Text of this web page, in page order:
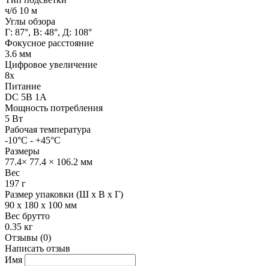
ч/б 10 м
Углы обзора
Г: 87°, В: 48°, Д: 108°
Фокусное расстояние
3.6 мм
Цифровое увеличение
8х
Питание
DC 5В 1A
Мощность потребления
5 Вт
Рабочая температура
-10°C - +45°C
Размеры
77.4× 77.4 × 106.2 мм
Вес
197 г
Размер упаковки (Ш х В х Г)
90 x 180 x 100 мм
Вес брутто
0.35 кг
Отзывы (0)
Написать отзыв
Имя